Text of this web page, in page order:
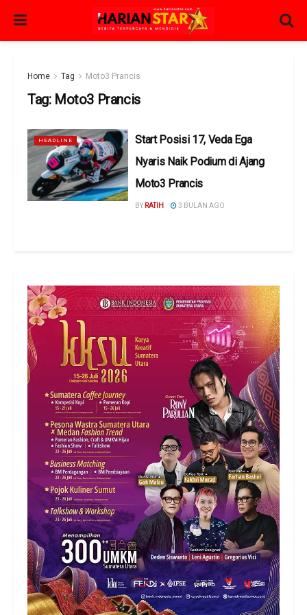
Home Tag Moto3 Prancis
Tag: Moto3 Prancis
HEADLINE
Start Posisi 17, Veda Ega
Nyaris Naik Podium di Ajang
Moto3 Prancis
BY RATIH 3 BULAN AGO